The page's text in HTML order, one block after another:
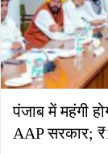
पंजाब में महंगी
AAP सरकार;